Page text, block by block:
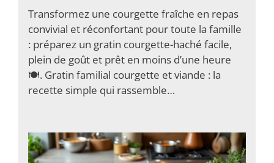
Transformez une courgette fraîche en repas
convivial et réconfortant pour toute la famille
: préparez un gratin courgette-haché facile,
plein de goût et prêt en moins d’une heure
🍽️. Gratin familial courgette et viande : la
recette simple qui rassemble…